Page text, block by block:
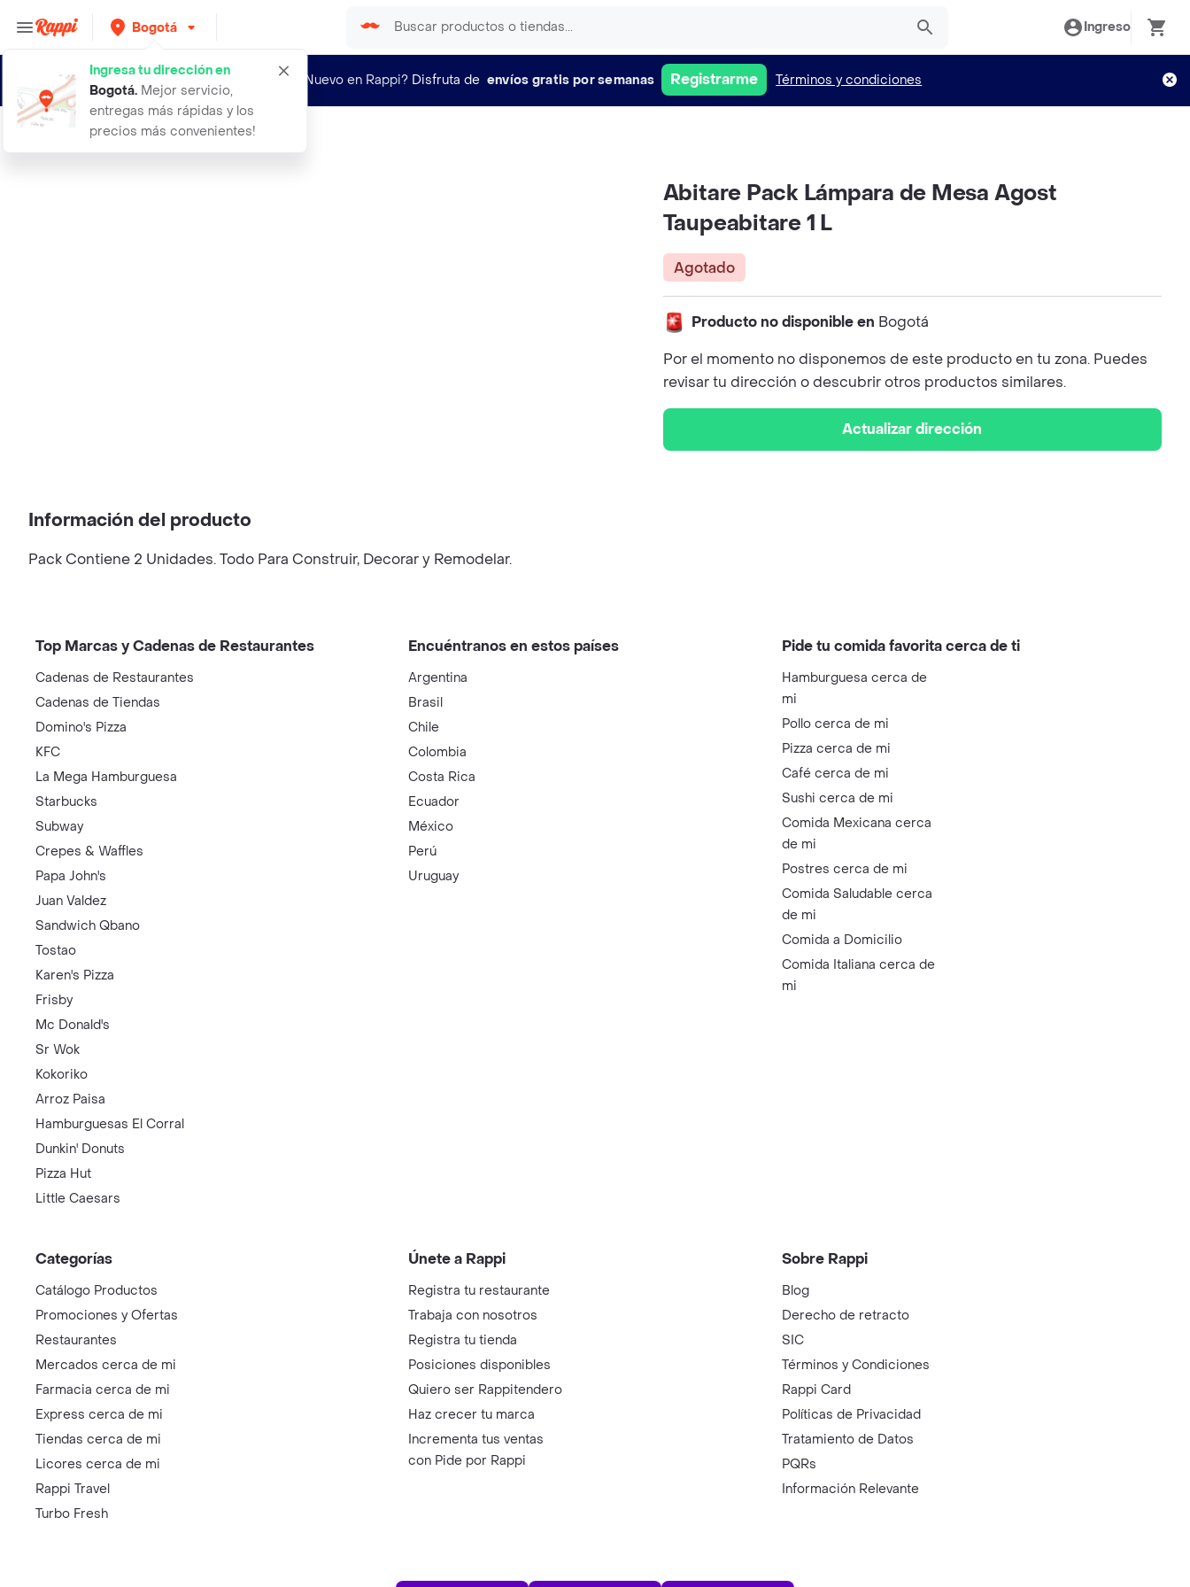
Bogotá
Ingresa tu dirección en
Bogotá. Mejor servicio,
entregas más rápidas y los
precios más convenientes!
Ingreso
¿Nuevo en Rappi? Disfruta de envíos gratis por semanas Registrarme Términos y condiciones
abitare pack lampara de mesa agost
Abitare Pack Lámpara de Mesa Agost
Taupeabitare 1 L
Agotado
Producto no disponible en Bogotá
Por el momento no disponemos de este producto en tu zona. Puedes
revisar tu dirección o descubrir otros productos similares.
Actualizar dirección
Información del producto
Pack Contiene 2 Unidades. Todo Para Construir, Decorar y Remodelar.
Top Marcas y Cadenas de Restaurantes
Cadenas de Restaurantes
Cadenas de Tiendas
Domino's Pizza
KFC
La Mega Hamburguesa
Starbucks
Subway
Crepes & Waffles
Papa John's
Juan Valdez
Sandwich Qbano
Tostao
Karen's Pizza
Frisby
Mc Donald's
Sr Wok
Kokoriko
Arroz Paisa
Hamburguesas El Corral
Dunkin' Donuts
Pizza Hut
Little Caesars
Encuéntranos en estos países
Argentina
Brasil
Chile
Colombia
Costa Rica
Ecuador
México
Perú
Uruguay
Pide tu comida favorita cerca de ti
Hamburguesa cerca de
mi
Pollo cerca de mi
Pizza cerca de mi
Café cerca de mi
Sushi cerca de mi
Comida Mexicana cerca
de mi
Postres cerca de mi
Comida Saludable cerca
de mi
Comida a Domicilio
Comida Italiana cerca de
mi
Categorías
Catálogo Productos
Promociones y Ofertas
Restaurantes
Mercados cerca de mi
Farmacia cerca de mi
Express cerca de mi
Tiendas cerca de mi
Licores cerca de mi
Rappi Travel
Turbo Fresh
Únete a Rappi
Registra tu restaurante
Trabaja con nosotros
Registra tu tienda
Posiciones disponibles
Quiero ser Rappitendero
Haz crecer tu marca
Incrementa tus ventas
con Pide por Rappi
Sobre Rappi
Blog
Derecho de retracto
SIC
Términos y Condiciones
Rappi Card
Políticas de Privacidad
Tratamiento de Datos
PQRs
Información Relevante